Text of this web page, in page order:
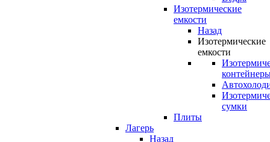
Изотермические
емкости
Назад
Изотермические
емкости
сумки
Плиты
Лагерь
Назад